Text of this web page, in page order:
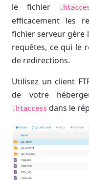
le fichier
efficacement les
fichier serveur gère
requêtes, ce qui le
de redirections.
Utilisez un client
de votre
.htaccess dans le